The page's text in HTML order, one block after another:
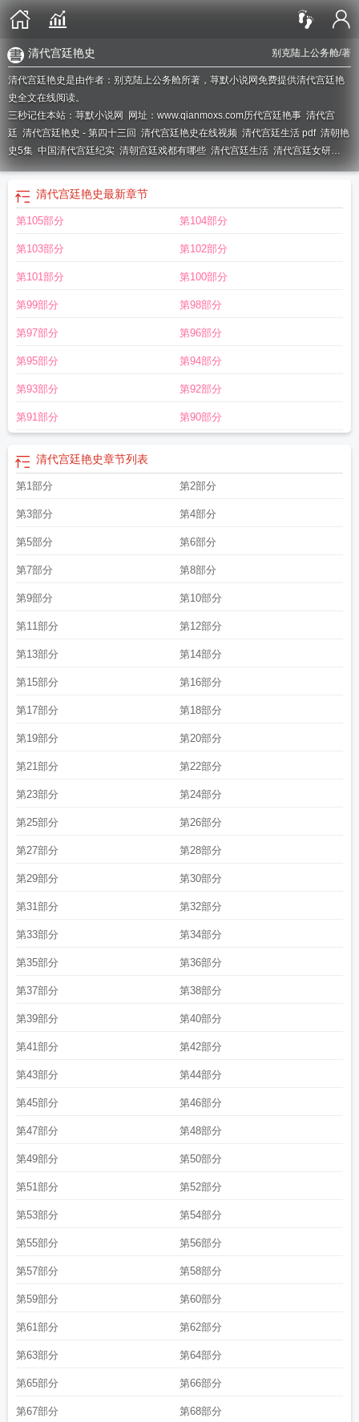
别克陆上公务舱/著
清代宫廷艳史
清代宫廷艳史是由作者：别克陆上公务舱所著，荨默小说网免费提供清代宫廷艳
史全文在线阅读。
三秒记住本站：荨默小说网 网址：www.qianmoxs.com历代宫廷艳事 清代宫
廷 清代宫廷艳史 - 第四十三回 清代宫廷艳史在线视频 清代宫廷生活 pdf 清朝艳
史5集 中国清代宫廷纪实 清朝宫廷戏都有哪些 清代宫廷生活 清代宫廷女研
究清代宫廷女人清代宫廷故事大全清朝宫廷史清代宫廷史有哪些清代宫廷史
清代宫廷秘史 清代宫廷女子图片图文
史系列
廷片清代宫廷规矩
清代宫廷艳史最新章节
第105部分 第104部分
第103部分 第102部分
第101部分 第100部分
第99部分 第98部分
第97部分 第96部分
第95部分 第94部分
第93部分 第92部分
第91部分 第90部分
清代宫廷艳史章节列表
第1部分 第2部分
第3部分 第4部分
第5部分 第6部分
第7部分 第8部分
第9部分 第10部分
第11部分 第12部分
第13部分 第14部分
第15部分 第16部分
第17部分 第18部分
第19部分 第20部分
第21部分 第22部分
第23部分 第24部分
第25部分 第26部分
第27部分 第28部分
第29部分 第30部分
第31部分 第32部分
第33部分 第34部分
第35部分 第36部分
第37部分 第38部分
第39部分 第40部分
第41部分 第42部分
第43部分 第44部分
第45部分 第46部分
第47部分 第48部分
第49部分 第50部分
第51部分 第52部分
第53部分 第54部分
第55部分 第56部分
第57部分 第58部分
第59部分 第60部分
第61部分 第62部分
第63部分 第64部分
第65部分 第66部分
第67部分 第68部分